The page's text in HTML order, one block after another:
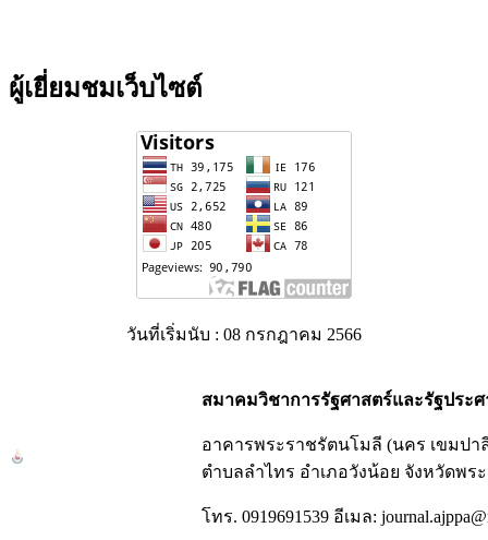
ผู้เยี่ยมชมเว็บไซต์
วันที่เริ่มนับ : 08 กรกฎาคม 2566
สมาคมวิชาการรัฐศาสตร์และรัฐประ
อาคารพระราชรัตนโมลี (นคร เขมปา
ตำบลลำไทร อำเภอวังน้อย จังหวัดพร
โทร. 0919691539 อีเมล: